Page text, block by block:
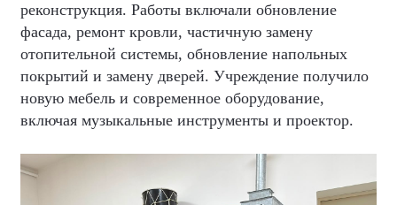
реконструкция. Работы включали обновление
фасада, ремонт кровли, частичную замену
отопительной системы, обновление напольных
покрытий и замену дверей. Учреждение получило
новую мебель и современное оборудование,
включая музыкальные инструменты и проектор.